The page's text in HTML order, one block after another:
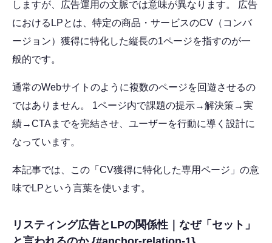
しますが、広告運用の文脈では意味が異なります。 広告
におけるLPとは、特定の商品・サービスのCV（コンバ
ージョン）獲得に特化した縦長の1ページを指すのが一
般的です。
通常のWebサイトのように複数のページを回遊させるの
ではありません。 1ページ内で課題の提示→解決策→実
績→CTAまでを完結させ、ユーザーを行動に導く設計に
なっています。
本記事では、この「CV獲得に特化した専用ページ」の意
味でLPという言葉を使います。
リスティング広告とLPの関係性｜なぜ「セット」